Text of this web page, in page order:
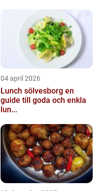
04 april 2026
Lunch sölvesborg en
guide till goda och enkla
lun...